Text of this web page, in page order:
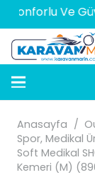
Ve
Anasayfa /
Spor, Medikal
Soft Medikal
Kemeri (M)